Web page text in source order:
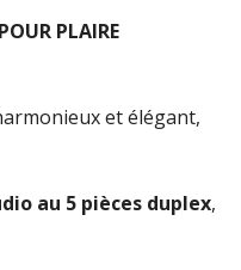
PLAIRE
et élégant,
au 5 pièces duplex,